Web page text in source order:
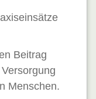
Beitrag
Menschen.